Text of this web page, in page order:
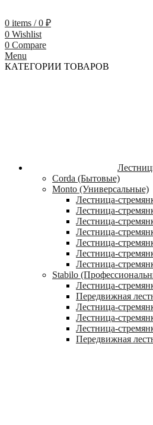
0 items / 0 ₽
0 Wishlist
0 Compare
Menu
КАТЕГОРИИ ТОВАРОВ
Corda (Бытовые)
Monto (Универсальные)
Лестница-
Лестница-
Лестница-
Лестница-
Лестница-
Лестница-
Лестница-
Stabilo
Лестница-
Передвижная
Лестница-
Лестница-
Лестница-
Передвижная